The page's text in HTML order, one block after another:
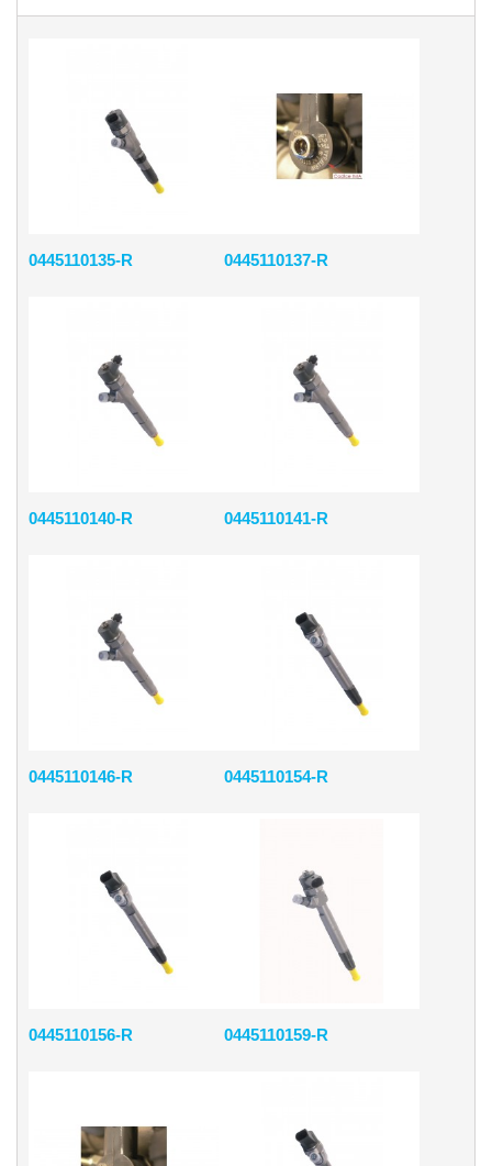
0445110135-R 0445110137-R
0445110140-R 0445110141-R
0445110146-R 0445110154-R
0445110156-R 0445110159-R